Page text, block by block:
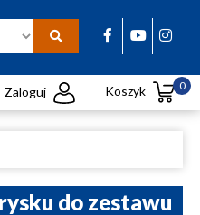
Zaloguj Koszyk 0
do zestawu